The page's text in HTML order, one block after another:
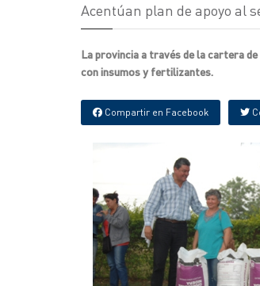
Acentúan plan de apoyo al
La provincia a través de la cartera
con insumos y fertilizantes.
Compartir en Facebook